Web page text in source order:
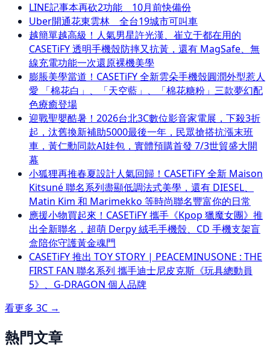
LINE記事本再砍2功能 10月前快備份
Uber開通花東雲林 全台19城市可叫車
越簡單越高級！人氣男星許光漢、崔立于都在用的
CASETiFY 透明手機殼防摔又抗黃，還有 MagSafe、無
線充電功能一次還原裸機美學
膨脹美學當道！CASETiFY 全新雲朵手機殼圓潤外型惹人
愛 「棉花白」、「天空藍」、「棉花糖粉」三款夢幻配
色療癒登場
迎戰聖嬰酷暑！2026台北3C數位影音家電展，下殺3折
起，汰舊換新補助5000最後一年，民眾搶搭抗漲末班
車，黃仁勳同款AI娃包，實體預購首發 7/3世貿盛大開
幕
小狐狸再推春夏設計人氣回歸！CASETiFY 全新 Maison
Kitsuné 聯名系列盡顯低調法式美學，還有 DIESEL、
Matin Kim 和 Marimekko 等時尚聯名豐富你的日常
應援小物買起來！CASETiFY 攜手《Kpop 獵魔女團》推
出全新聯名，超萌 Derpy 絨毛手機殼、CD 手機支架盲
盒陪你守護黃金魂門
CASETiFY 推出 TOY STORY | PEACEMINUSONE : THE
FIRST FAN 聯名系列 攜手迪士尼皮克斯《玩具總動員
5》、G-DRAGON 個人品牌
看更多 3C →
熱門文章